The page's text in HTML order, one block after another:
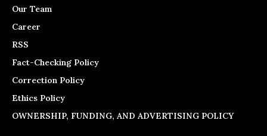
Our Team
Career
RSS
Fact-Checking Policy
Correction Policy
Ethics Policy
OWNERSHIP, FUNDING, AND ADVERTISING POLICY